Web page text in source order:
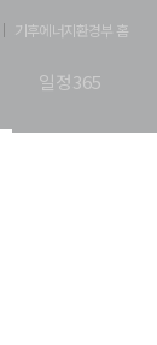
기후에너지환경부 홈
일정365